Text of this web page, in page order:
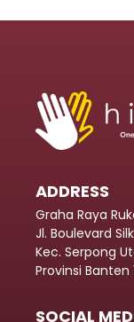
ADDRESS
Graha Raya
Jl. Boulevard
Kec. Serpong
Provinsi Banten
SOCIAL